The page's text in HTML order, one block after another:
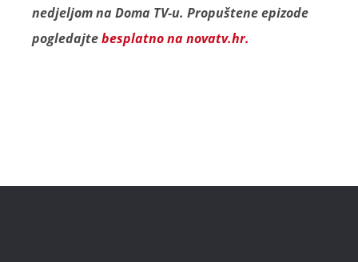
nedjeljom na Doma TV-u. Propuštene epizode
pogledajtebesplatno na novatv.hr.